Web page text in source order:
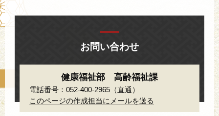
お問い合わせ
健康福祉部 高齢福祉課
電話番号：052-400-2965（直通）
このページの作成担当にメールを送る